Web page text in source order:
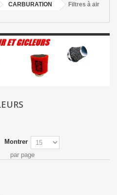
CARBURATION
Filtres à air
Montrer
par page